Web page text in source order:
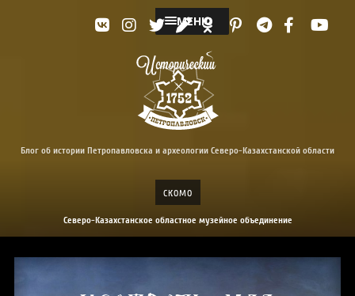
МЕНЮ
Блог об истории Петропавловска и археологии Северо-Казахстанской области
СКОМО
Северо-Казахстанское областное музейное объединение